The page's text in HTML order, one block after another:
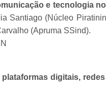
e tecnologia
Santiago (Núcleo
(Apruma SSind).
digitais,